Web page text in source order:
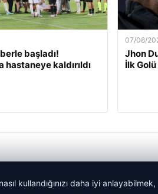
başladı!
hastaneye kaldırıldı
07/08/
Jhon
İlk
– Güncel Haberler
kullandığınızı daha iyi